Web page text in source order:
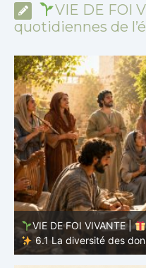
VIE DE FOI
quotidiennes de
VIE DE FOI VIVANTE |
Dieu |
5.6 Résumé |